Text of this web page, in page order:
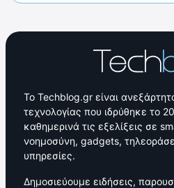
Το Techblog.gr είναι
τεχνολογίας που ιδρύθηκε το
καθημερινά τις εξελίξεις σε
νοημοσύνη, gadgets,
υπηρεσίες.
Δημοσιεύουμε ειδήσεις,